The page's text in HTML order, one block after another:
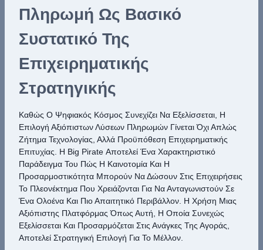
Πληρωμή Ως Βασικό
Συστατικό Της
Επιχειρηματικής
Στρατηγικής
Καθώς Ο Ψηφιακός Κόσμος Συνεχίζει Να Εξελίσσεται, Η
Επιλογή Αξιόπιστων Λύσεων Πληρωμών Γίνεται Όχι Απλώς
Ζήτημα Τεχνολογίας, Αλλά Προϋπόθεση Επιχειρηματικής
Επιτυχίας. Η Big Pirate Αποτελεί Ένα Χαρακτηριστικό
Παράδειγμα Του Πώς Η Καινοτομία Και Η
Προσαρμοστικότητα Μπορούν Να Δώσουν Στις Επιχειρήσεις
Το Πλεονέκτημα Που Χρειάζονται Για Να Ανταγωνιστούν Σε
Ένα Ολοένα Και Πιο Απαιτητικό Περιβάλλον. Η Χρήση Μιας
Αξιόπιστης Πλατφόρμας Όπως Αυτή, Η Οποία Συνεχώς
Εξελίσσεται Και Προσαρμόζεται Στις Ανάγκες Της Αγοράς,
Αποτελεί Στρατηγική Επιλογή Για Το Μέλλον.